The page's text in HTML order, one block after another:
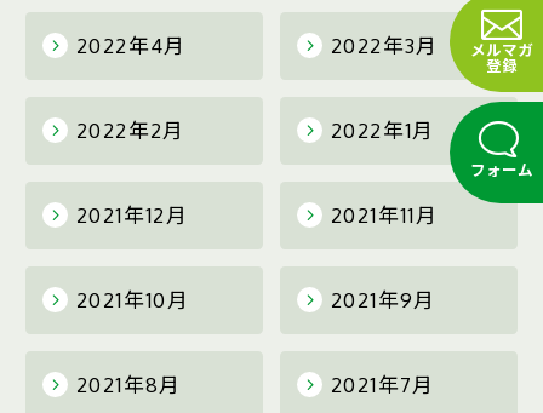
メルマガ
登録
フォーム
2022年4月 2022年3月
2022年2月 2022年1月
2021年12月 2021年11月
2021年10月 2021年9月
2021年8月 2021年7月